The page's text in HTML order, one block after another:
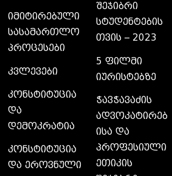
იმიტირებული
სასამართლო
პროცესები
კვლევები
კონსტიტუცია
და
დემოკრატია
კონსტიტუცია
და ეროვნული
შეჯიბრი
სტუდენტების
თვის – 2023
5 ფილმი
იურისტებზე
ჭავჭავაძის
ადვოკატირებ
ისა და
პროფესიული
ეთიკის